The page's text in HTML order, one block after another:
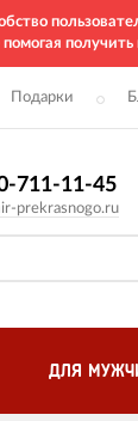
Подарки
711-11-45
prekrasnogo.ru
ДЛЯ